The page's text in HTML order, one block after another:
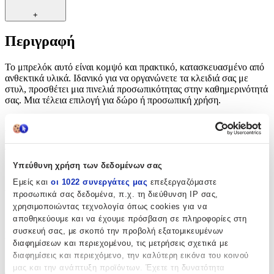
Υπεύθυνη χρήση των δεδομένων σας
Εμείς και οι 1022 συνεργάτες μας επεξεργαζόμαστε
προσωπικά σας δεδομένα, π.χ. τη διεύθυνση IP σας,
χρησιμοποιώντας τεχνολογία όπως cookies για να
αποθηκεύουμε και να έχουμε πρόσβαση σε πληροφορίες στη
συσκευή σας, με σκοπό την προβολή εξατομικευμένων
διαφημίσεων και περιεχομένου, τις μετρήσεις σχετικά με
διαφημίσεις και περιεχόμενο, την καλύτερη εικόνα του κοινού
μας και την ανάπτυξη προϊόντων. Έχετε τη δυνατότητα
+
Περιγραφή
Το μπρελόκ αυτό είναι κομψό και πρακτικό, κατασκευασμένο από
ανθεκτικά υλικά. Ιδανικό για να οργανώνετε τα κλειδιά σας με
στυλ, προσθέτει μια πινελιά προσωπικότητας στην καθημερινότητά
σας. Μια τέλεια επιλογή για δώρο ή προσωπική χρήση.
Χαρακτηριστικά
Μπρελόκ
Υλικό:
Μεταλλικό
Κατασκευαστής :
Amor Amor